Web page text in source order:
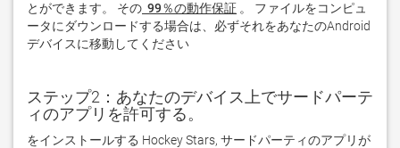
とができます。 その 99％の動作保証 。 ファイルをコンピュ
ータにダウンロードする場合は、必ずそれをあなたのAndroid
デバイスに移動してください
ステップ2：あなたのデバイス上でサードパーテ
ィのアプリを許可する。
をインストールする Hockey Stars, サードパーティのアプリが